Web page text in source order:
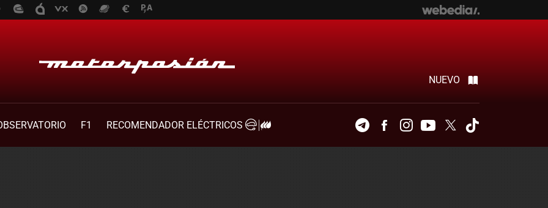
NUEVO
F1 RECOMENDADOR ELÉCTRICOS TelegramFacebookInstagramYoutubeTwitter